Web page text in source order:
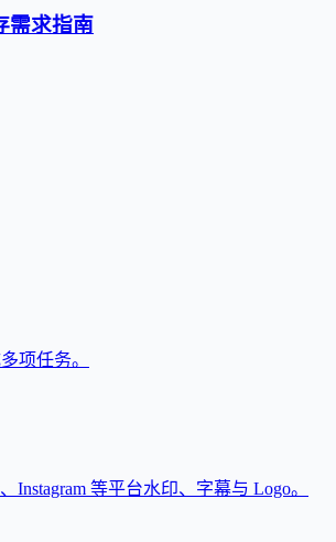
需求指南
项任务。
等平台水印、字幕与 Logo。